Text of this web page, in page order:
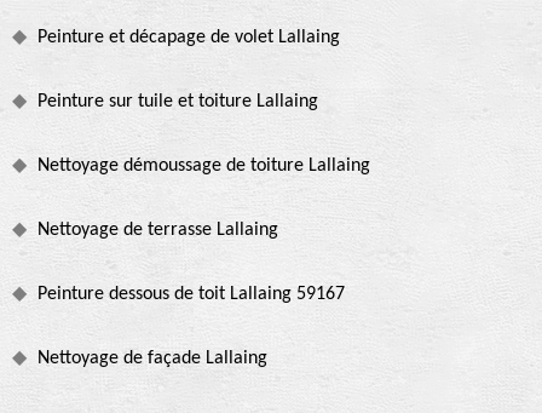
Peinture et décapage de volet Lallaing
Peinture sur tuile et toiture Lallaing
Nettoyage démoussage de toiture Lallaing
Nettoyage de terrasse Lallaing
Peinture dessous de toit Lallaing 59167
Nettoyage de façade Lallaing